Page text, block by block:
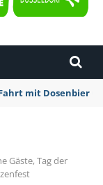
mit Dosenbier
Gäste, Tag der